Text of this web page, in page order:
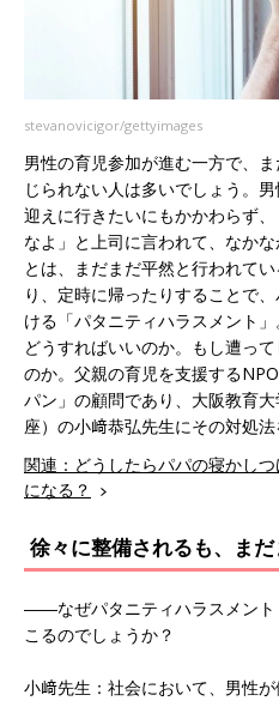
stevanovicigor/gettyimages
男性の育児参加が進む一方で、
じられない人は多いでしょう。
迎えに行きたいにもかかわらず
なよ」と上司に言われて、なか
とは、まだまだ平然と行われて
り、定時に帰ったりすることで
ける「パタニティハラスメント
どうすればいいのか。もし遭っ
のか。父親の育児を支援する
パン」の顧問であり、大阪教育
座）の小﨑恭弘先生にその対処法
関連：どうしたらパパの寝かし
になる？
徐々に整備されるも、ま
――なぜパタニティハラスメント
こるのでしょうか？
小﨑先生：社会において、男性